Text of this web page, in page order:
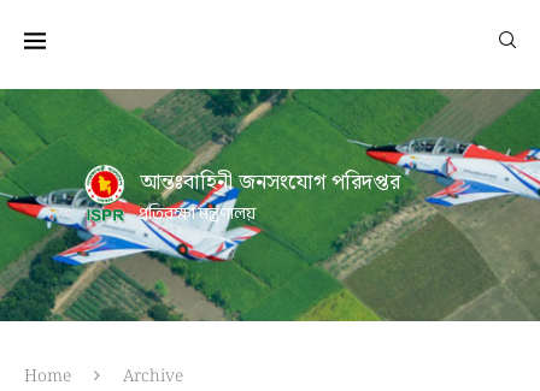
আন্তঃবাহিনী জনসংযোগ পরিদপ্তর
প্রতিরক্ষা মন্ত্রণালয়
Home Archive